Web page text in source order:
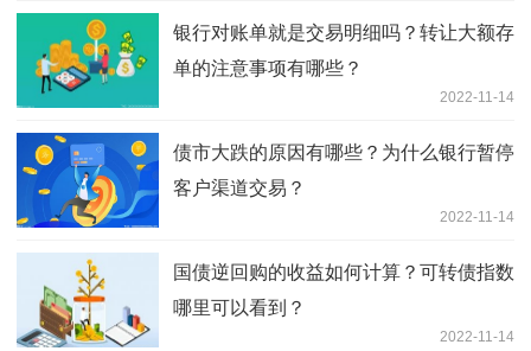
银行对账单就是交易明细吗？转让大额存
单的注意事项有哪些？
2022-11-14
债市大跌的原因有哪些？为什么银行暂停
客户渠道交易？
2022-11-14
国债逆回购的收益如何计算？可转债指数
哪里可以看到？
2022-11-14